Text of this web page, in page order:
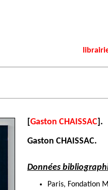
[Gaston CHAISSAC].
Gaston CHAISSAC.
Données
Paris, Fondation